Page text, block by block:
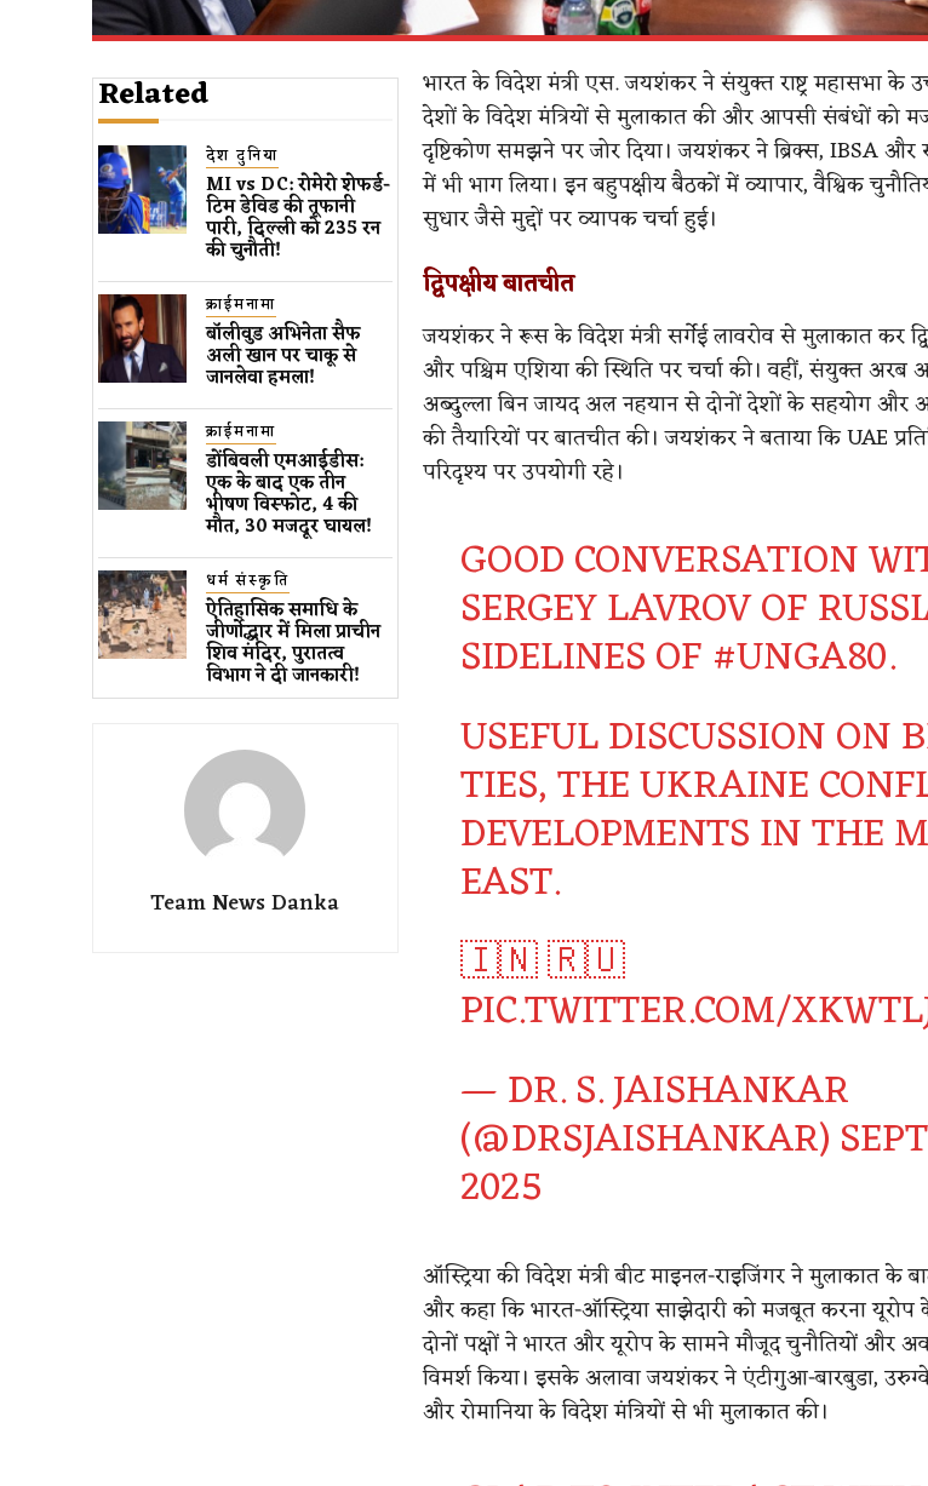
Related
देश दुनिया
MI vs DC: रोमेरो शेफर्ड-
टिम डेविड की तूफानी
पारी, दिल्ली को 235 रन
की चुनौती!
क्राईमनामा
बॉलीवुड​ अभिनेता सैफ
अली खान पर चाकू से ​
जानलेवा हमला​!
क्राईमनामा
डोंबिवली एमआईडीस:
एक के बाद एक तीन
भीषण विस्फोट, 4 की
मौत, 30 मजदूर घायल!
धर्म संस्कृति
ऐतिहासिक समाधि के
जीर्णोद्धार में मिला प्राचीन
शिव मंदिर, पुरातत्व
विभाग ने दी जानकारी!
Team News Danka
भारत के विदेश मंत्री एस. जयशंकर ने संयुक्त राष्ट्र महासभा के
देशों के विदेश मंत्रियों से मुलाकात की और आपसी संबंधों को
दृष्टिकोण समझने पर जोर दिया। जयशंकर ने ब्रिक्स, IBSA
में भी भाग लिया। इन बहुपक्षीय बैठकों में व्यापार, वैश्विक
सुधार जैसे मुद्दों पर व्यापक चर्चा हुई।
द्विपक्षीय बातचीत
जयशंकर ने रूस के विदेश मंत्री सर्गेई लावरोव से मुलाकात कर
और पश्चिम एशिया की स्थिति पर चर्चा की। वहीं, संयुक्त अरब
अब्दुल्ला बिन जायद अल नहयान से दोनों देशों के सहयोग
की तैयारियों पर बातचीत की। जयशंकर ने बताया कि UAE
परिदृश्य पर उपयोगी रहे।
GOOD CONVERSATION
SERGEY LAVROV OF
SIDELINES OF#UNGA80.
USEFUL DISCUSSION ON
TIES, THE UKRAINE
DEVELOPMENTS IN THE
EAST.
🇮🇳 🇷🇺
PIC.TWITTER.COM/
— DR. S. JAISHANKAR
(@DRSJAISHANKAR)
2025
ऑस्ट्रिया की विदेश मंत्री बीट माइनल-राइजिंगर ने मुलाकात के
और कहा कि भारत-ऑस्ट्रिया साझेदारी को मजबूत करना यूरोप
दोनों पक्षों ने भारत और यूरोप के सामने मौजूद चुनौतियों और
विमर्श किया। इसके अलावा जयशंकर ने एंटीगुआ-बारबुडा,
और रोमानिया के विदेश मंत्रियों से भी मुलाकात की।